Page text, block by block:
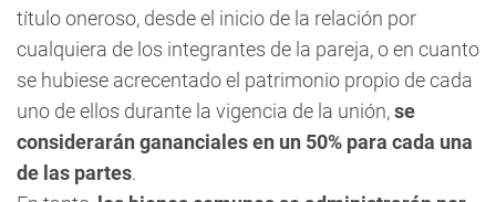
título oneroso, desde el inicio de la relación por
cualquiera de los integrantes de la pareja, o en cuanto
se hubiese acrecentado el patrimonio propio de cada
uno de ellos durante la vigencia de la unión,se
considerarán gananciales en un 50% para cada una
de las partes.